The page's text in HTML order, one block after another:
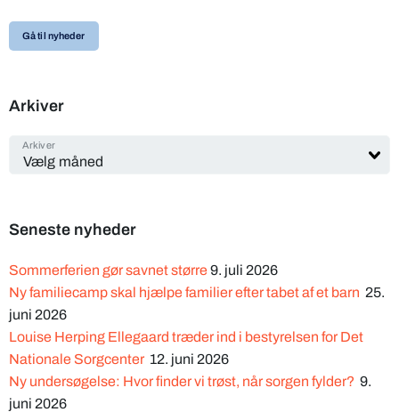
Gå til nyheder
Arkiver
Arkiver
Seneste nyheder
Sommerferien gør savnet større9. juli 2026
Ny familiecamp skal hjælpe familier efter tabet af et barn 25.
juni 2026
Louise Herping Ellegaard træder ind i bestyrelsen for Det
Nationale Sorgcenter 12. juni 2026
Ny undersøgelse: Hvor finder vi trøst, når sorgen fylder? 9.
juni 2026